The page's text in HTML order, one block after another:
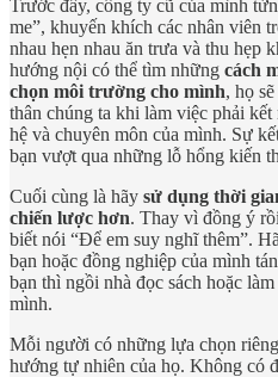
Trước đây, công ty cũ của mình
me”, khuyến khích các nhân viên
nhau hẹn nhau ăn trưa và thu hẹp
hướng nội có thể tìm những cách
chọn môi trường cho mình, họ
thân chúng ta khi làm việc phải
hệ và chuyên môn của mình. Sự
bạn vượt qua những lỗ hổng kiến
Cuối cùng là hãy sử dụng thời
chiến lược hơn. Thay vì đồng ý
biết nói “Để em suy nghĩ thêm”.
bạn hoặc đồng nghiệp của mình
bạn thì ngồi nhà đọc sách hoặc
mình.
Mỗi người có những lựa chọn
hướng tự nhiên của họ. Không có